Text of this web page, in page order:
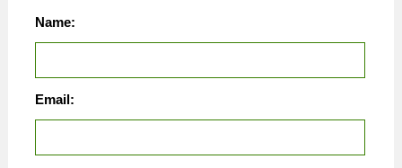
Name:
Email: